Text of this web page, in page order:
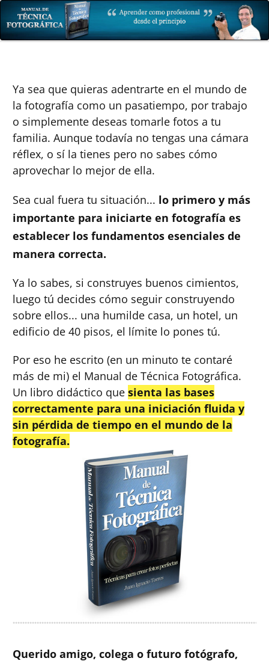
Ya sea que quieras adentrarte en el mundo de
la fotografía como un pasatiempo, por trabajo
o simplemente deseas tomarle fotos a tu
familia. Aunque todavía no tengas una cámara
réflex, o sí la tienes pero no sabes cómo
aprovechar lo mejor de ella.
Sea cual fuera tu situación... lo primero y más
importante para iniciarte en fotografía es
establecer los fundamentos esenciales de
manera correcta.
Ya lo sabes, si construyes buenos cimientos,
luego tú decides cómo seguir construyendo
sobre ellos... una humilde casa, un hotel, un
edificio de 40 pisos, el límite lo pones tú.
Por eso he escrito (en un minuto te contaré
más de mi) el Manual de Técnica Fotográfica.
Un libro didáctico que sienta las bases
correctamente para una iniciación fluida y
sin pérdida de tiempo en el mundo de la
fotografía.
Querido amigo, colega o futuro fotógrafo,